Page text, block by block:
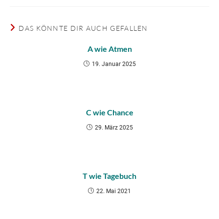
DAS KÖNNTE DIR AUCH GEFALLEN
A wie Atmen
19. Januar 2025
C wie Chance
29. März 2025
T wie Tagebuch
22. Mai 2021